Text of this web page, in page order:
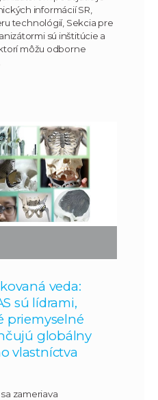
informácií SR,
technológií, Sekcia pre
sú inštitúcie a
môžu odborne
veda:
sú lídrami,
priemyselné
globálny
vlastníctva
zameriava